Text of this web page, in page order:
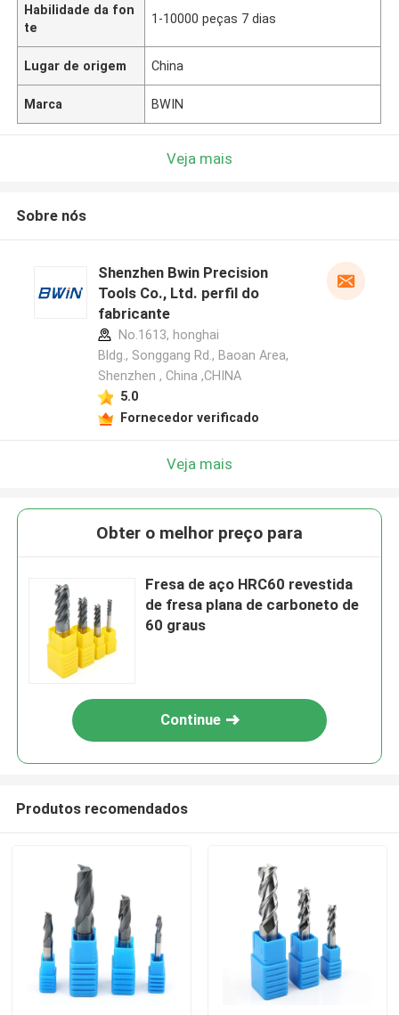
Habilidade da fon
te
1-10000 peças 7 dias
Lugar de origem China
Marca BWIN
Veja mais
Sobre nós
Shenzhen Bwin Precision
Tools Co., Ltd. perfil do
fabricante
No.1613, honghai
Bldg., Songgang Rd., Baoan Area,
Shenzhen , China ,CHINA
5.0
Fornecedor verificado
Veja mais
Obter o melhor preço para
Fresa de aço HRC60 revestida
de fresa plana de carboneto de
60 graus
Continue
Produtos recomendados